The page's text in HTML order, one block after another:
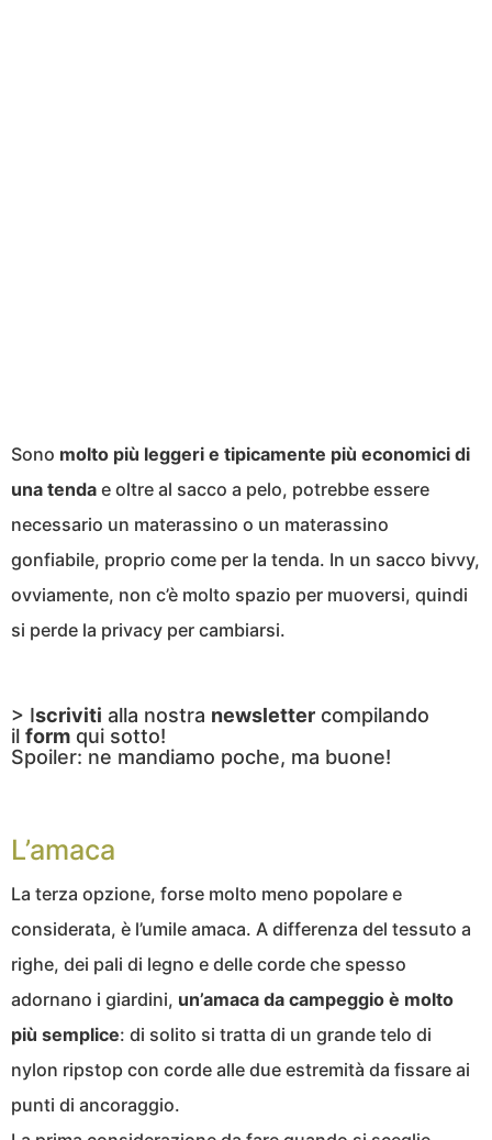
Sono molto più leggeri e tipicamente più economici di
una tenda e oltre al sacco a pelo, potrebbe essere
necessario un materassino o un materassino
gonfiabile, proprio come per la tenda. In un sacco bivvy,
ovviamente, non c’è molto spazio per muoversi, quindi
si perde la privacy per cambiarsi.
> Iscriviti alla nostra newsletter compilando
il form qui sotto!
Spoiler: ne mandiamo poche, ma buone!
L’amaca
La terza opzione, forse molto meno popolare e
considerata, è l’umile amaca. A differenza del tessuto a
righe, dei pali di legno e delle corde che spesso
adornano i giardini, un’amaca da campeggio è molto
più semplice: di solito si tratta di un grande telo di
nylon ripstop con corde alle due estremità da fissare ai
punti di ancoraggio.